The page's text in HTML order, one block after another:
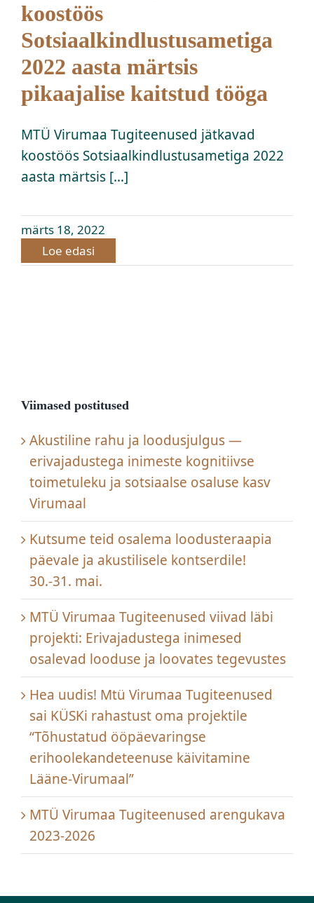
koostöös
Sotsiaalkindlustusametiga
2022 aasta märtsis
pikaajalise kaitstud tööga
MTÜ Virumaa Tugiteenused jätkavad
koostöös Sotsiaalkindlustusametiga 2022
aasta märtsis [...]
märts 18, 2022
Loe edasi
Viimased postitused
Akustiline rahu ja loodusjulgus —
erivajadustega inimeste kognitiivse
toimetuleku ja sotsiaalse osaluse kasv
Virumaal
Kutsume teid osalema loodusteraapia
päevale ja akustilisele kontserdile!
30.-31. mai.
MTÜ Virumaa Tugiteenused viivad läbi
projekti: Erivajadustega inimesed
osalevad looduse ja loovates tegevustes
Hea uudis! Mtü Virumaa Tugiteenused
sai KÜSKi rahastust oma projektile
“Tõhustatud ööpäevaringse
erihoolekandeteenuse käivitamine
Lääne-Virumaal”
MTÜ Virumaa Tugiteenused arengukava
2023-2026